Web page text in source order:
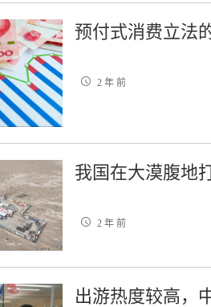
预付式消费立法
2 年 前
我国在大漠腹地
2 年 前
出游热度较高，